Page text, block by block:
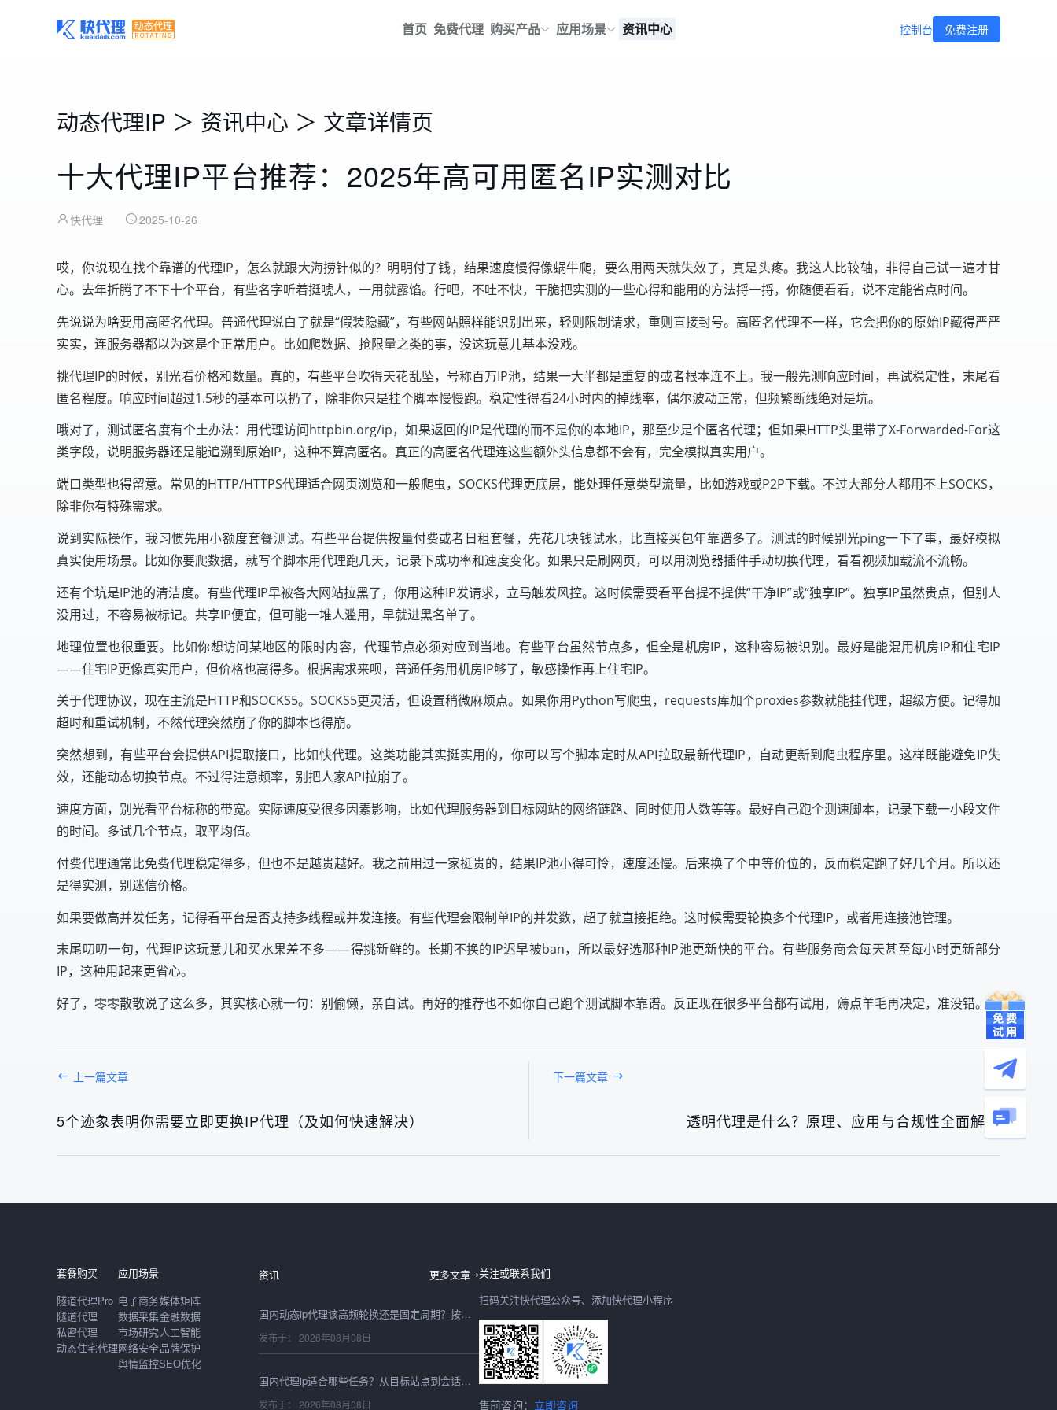
首页 免费代理 购买产品 应用场景 资讯中心 控制台 免费注册
动态代理IP ＞ 资讯中心 ＞ 文章详情页
十大代理IP平台推荐：2025年高可用匿名IP实测对比
快代理 2025-10-26
哎，你说现在找个靠谱的代理IP，怎么就跟大海捞针似的？明明付了钱，结果速度慢得像蜗牛爬，要么用两天就失效了，真是头疼。我这人比较轴，非得自己试一遍才甘
心。去年折腾了不下十个平台，有些名字听着挺唬人，一用就露馅。行吧，不吐不快，干脆把实测的一些心得和能用的方法捋一捋，你随便看看，说不定能省点时间。
先说说为啥要用高匿名代理。普通代理说白了就是“假装隐藏”，有些网站照样能识别出来，轻则限制请求，重则直接封号。高匿名代理不一样，它会把你的原始IP藏得严严
实实，连服务器都以为这是个正常用户。比如爬数据、抢限量之类的事，没这玩意儿基本没戏。
挑代理IP的时候，别光看价格和数量。真的，有些平台吹得天花乱坠，号称百万IP池，结果一大半都是重复的或者根本连不上。我一般先测响应时间，再试稳定性，末尾看
匿名程度。响应时间超过1.5秒的基本可以扔了，除非你只是挂个脚本慢慢跑。稳定性得看24小时内的掉线率，偶尔波动正常，但频繁断线绝对是坑。
哦对了，测试匿名度有个土办法：用代理访问httpbin.org/ip，如果返回的IP是代理的而不是你的本地IP，那至少是个匿名代理；但如果HTTP头里带了X-Forwarded-For这
类字段，说明服务器还是能追溯到原始IP，这种不算高匿名。真正的高匿名代理连这些额外头信息都不会有，完全模拟真实用户。
端口类型也得留意。常见的HTTP/HTTPS代理适合网页浏览和一般爬虫，SOCKS代理更底层，能处理任意类型流量，比如游戏或P2P下载。不过大部分人都用不上SOCKS，
除非你有特殊需求。
说到实际操作，我习惯先用小额度套餐测试。有些平台提供按量付费或者日租套餐，先花几块钱试水，比直接买包年靠谱多了。测试的时候别光ping一下了事，最好模拟
真实使用场景。比如你要爬数据，就写个脚本用代理跑几天，记录下成功率和速度变化。如果只是刷网页，可以用浏览器插件手动切换代理，看看视频加载流不流畅。
还有个坑是IP池的清洁度。有些代理IP早被各大网站拉黑了，你用这种IP发请求，立马触发风控。这时候需要看平台提不提供“干净IP”或“独享IP”。独享IP虽然贵点，但别人
没用过，不容易被标记。共享IP便宜，但可能一堆人滥用，早就进黑名单了。
地理位置也很重要。比如你想访问某地区的限时内容，代理节点必须对应到当地。有些平台虽然节点多，但全是机房IP，这种容易被识别。最好是能混用机房IP和住宅IP
——住宅IP更像真实用户，但价格也高得多。根据需求来呗，普通任务用机房IP够了，敏感操作再上住宅IP。
关于代理协议，现在主流是HTTP和SOCKS5。SOCKS5更灵活，但设置稍微麻烦点。如果你用Python写爬虫，requests库加个proxies参数就能挂代理，超级方便。记得加
超时和重试机制，不然代理突然崩了你的脚本也得崩。
突然想到，有些平台会提供API提取接口，比如快代理。这类功能其实挺实用的，你可以写个脚本定时从API拉取最新代理IP，自动更新到爬虫程序里。这样既能避免IP失
效，还能动态切换节点。不过得注意频率，别把人家API拉崩了。
速度方面，别光看平台标称的带宽。实际速度受很多因素影响，比如代理服务器到目标网站的网络链路、同时使用人数等等。最好自己跑个测速脚本，记录下载一小段文件
的时间。多试几个节点，取平均值。
付费代理通常比免费代理稳定得多，但也不是越贵越好。我之前用过一家挺贵的，结果IP池小得可怜，速度还慢。后来换了个中等价位的，反而稳定跑了好几个月。所以还
是得实测，别迷信价格。
如果要做高并发任务，记得看平台是否支持多线程或并发连接。有些代理会限制单IP的并发数，超了就直接拒绝。这时候需要轮换多个代理IP，或者用连接池管理。
末尾叨叨一句，代理IP这玩意儿和买水果差不多——得挑新鲜的。长期不换的IP迟早被ban，所以最好选那种IP池更新快的平台。有些服务商会每天甚至每小时更新部分
IP，这种用起来更省心。
好了，零零散散说了这么多，其实核心就一句：别偷懒，亲自试。再好的推荐也不如你自己跑个测试脚本靠谱。反正现在很多平台都有试用，薅点羊毛再决定，准没错。
上一篇文章
5个迹象表明你需要立即更换IP代理（及如何快速解决）
下一篇文章
透明代理是什么？原理、应用与合规性全面解析
套餐购买
隧道代理Pro
隧道代理
私密代理
动态住宅代理
应用场景
电子商务
数据采集
市场研究
网络安全
舆情监控
媒体矩阵
金融数据
人工智能
品牌保护
SEO优化
资讯 更多文章
发布于： 2026年08月08日
国内动态ip代理该高频轮换还是固定周期？按请求链路选择
发布于： 2026年08月08日
国内代理ip适合哪些任务？从目标站点到会话要求逐项判断
发布于： 2026年08月08日
关注或联系我们
扫码关注快代理公众号、添加快代理小程序
售前咨询： 立即咨询